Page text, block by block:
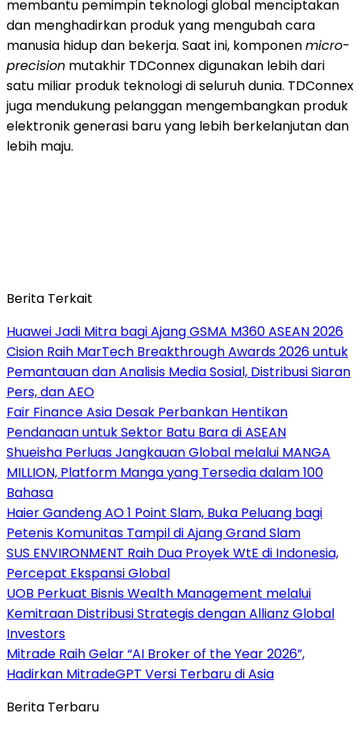
membantu pemimpin teknologi global menciptakan
dan menghadirkan produk yang mengubah cara
manusia hidup dan bekerja. Saat ini, komponenmicro-
precision mutakhir TDConnex digunakan lebih dari
satu miliar produk teknologi di seluruh dunia. TDConnex
juga mendukung pelanggan mengembangkan produk
elektronik generasi baru yang lebih berkelanjutan dan
lebih maju.
Berita Terkait
Huawei Jadi Mitra bagi Ajang GSMA M360 ASEAN 2026
Cision Raih MarTech Breakthrough Awards 2026 untuk
Pemantauan dan Analisis Media Sosial, Distribusi Siaran
Pers, dan AEO
Fair Finance Asia Desak Perbankan Hentikan
Pendanaan untuk Sektor Batu Bara di ASEAN
Shueisha Perluas Jangkauan Global melalui MANGA
MILLION, Platform Manga yang Tersedia dalam 100
Bahasa
Haier Gandeng AO 1 Point Slam, Buka Peluang bagi
Petenis Komunitas Tampil di Ajang Grand Slam
SUS ENVIRONMENT Raih Dua Proyek WtE di Indonesia,
Percepat Ekspansi Global
UOB Perkuat Bisnis Wealth Management melalui
Kemitraan Distribusi Strategis dengan Allianz Global
Investors
Mitrade Raih Gelar “AI Broker of the Year 2026”,
Hadirkan MitradeGPT Versi Terbaru di Asia
Berita Terbaru